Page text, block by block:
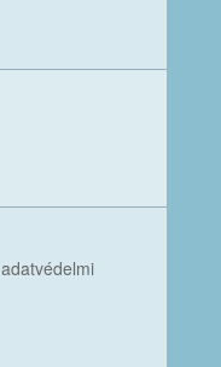
adatvédelmi